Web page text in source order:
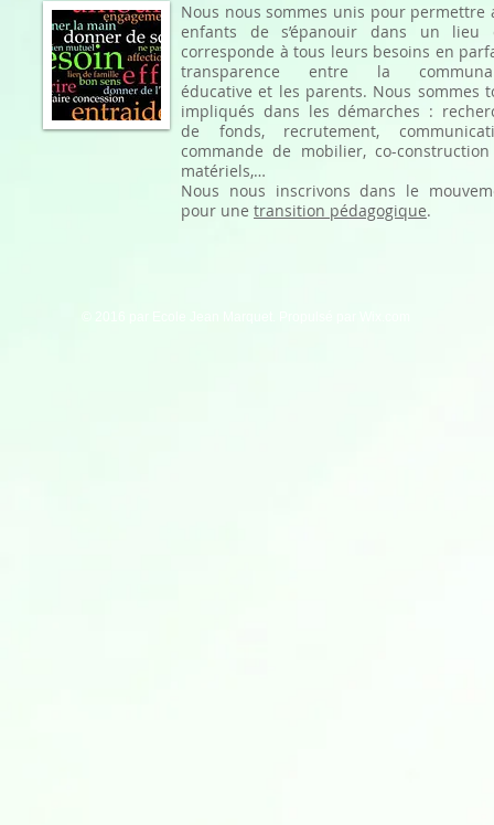
Nous nous sommes unis pour permettre
enfants de s’épanouir dans un lieu
corresponde à tous leurs besoins en
transparence entre la
éducative et les parents. Nous sommes
impliqués dans les démarches :
de fonds, recrutement,
commande de mobilier, co-
matériels,…
Nous nous inscrivons dans le
pour une transition pédagogique.